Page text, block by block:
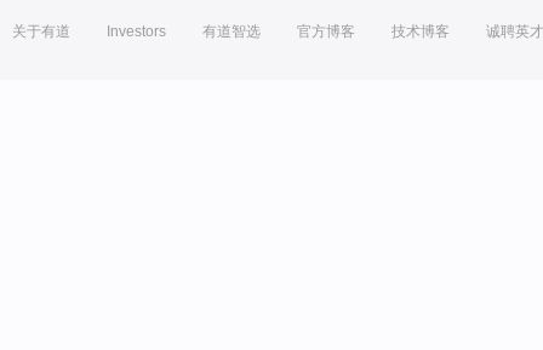
关于有道 Investors 有道智选 官方博客 技术博客 诚聘英才